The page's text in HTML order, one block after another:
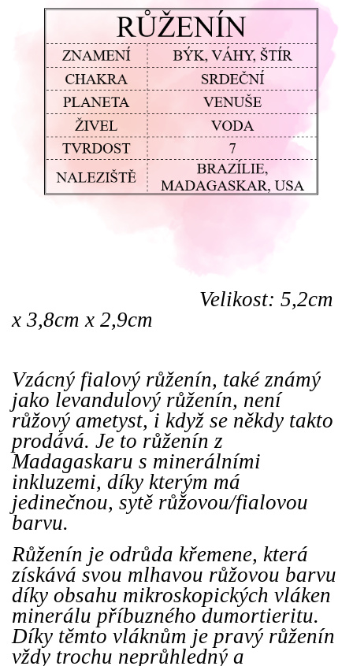
Velikost: 5,2cm
x 3,8cm x 2,9cm
Vzácný fialový růženín, také známý
jako levandulový růženín, není
růžový ametyst, i když se někdy takto
prodává. Je to růženín z
Madagaskaru s minerálními
inkluzemi, díky kterým má
jedinečnou, sytě růžovou/fialovou
barvu.
Růženín je odrůda křemene, která
získává svou mlhavou růžovou barvu
díky obsahu mikroskopických vláken
minerálu příbuzného dumortieritu.
Díky těmto vláknům je pravý růženín
vždy trochu neprůhledný a